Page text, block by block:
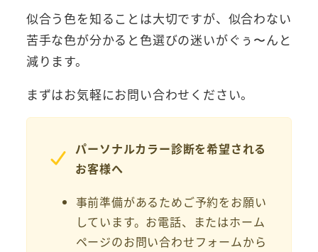
似合う色を知ることは大切ですが、似合わない
苦手な色が分かると色選びの迷いがぐぅ〜んと
減ります。
まずはお気軽にお問い合わせください。
パーソナルカラー診断を希望される
お客様へ
事前準備があるためご予約をお願い
しています。お電話、またはホーム
ページのお問い合わせフォームから